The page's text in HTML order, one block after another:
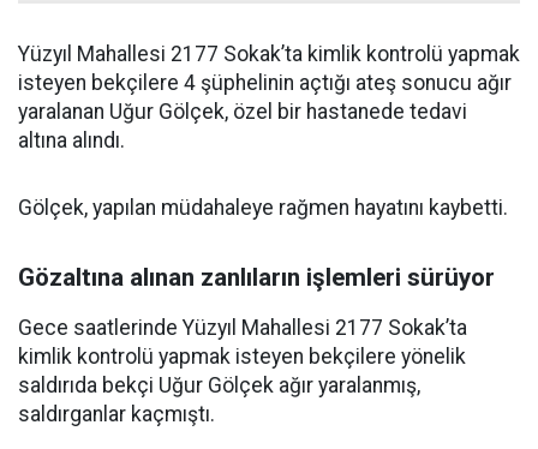
Yüzyıl Mahallesi 2177 Sokak’ta kimlik kontrolü yapmak
isteyen bekçilere 4 şüphelinin açtığı ateş sonucu ağır
yaralanan Uğur Gölçek, özel bir hastanede tedavi
altına alındı.
Gölçek, yapılan müdahaleye rağmen hayatını kaybetti.
Gözaltına alınan zanlıların işlemleri sürüyor
Gece saatlerinde Yüzyıl Mahallesi 2177 Sokak’ta
kimlik kontrolü yapmak isteyen bekçilere yönelik
saldırıda bekçi Uğur Gölçek ağır yaralanmış,
saldırganlar kaçmıştı.